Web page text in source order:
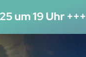
um 19 Uhr +++